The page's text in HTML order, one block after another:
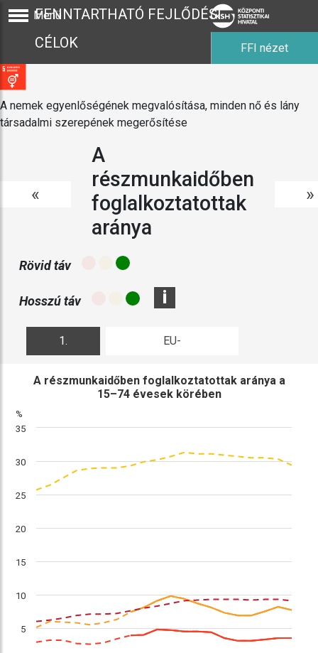
Menü
FENNTARTHATÓ FEJLŐDÉSI
CÉLOK
FFI nézet
A nemek egyenlőségének megvalósítása, minden nő és lány
társadalmi szerepének megerősítése
«
A
részmunkaidőben
foglalkoztatottak
aránya
»
Rövid táv
Hosszú táv i
1. EU-
%
A részmunkaidőben foglalkoztatottak aránya a
15–74 évesek körében
5
10
15
20
25
30
35